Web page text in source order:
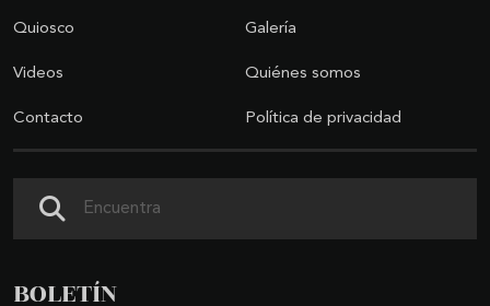
Quiosco Galería
Videos Quiénes somos
Contacto Política de privacidad
BOLETÍN